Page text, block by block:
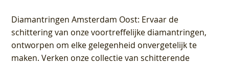
Diamantringen Amsterdam Oost: Ervaar de
schittering van onze voortreffelijke diamantringen,
ontworpen om elke gelegenheid onvergetelijk te
maken. Verken onze collectie van schitterende